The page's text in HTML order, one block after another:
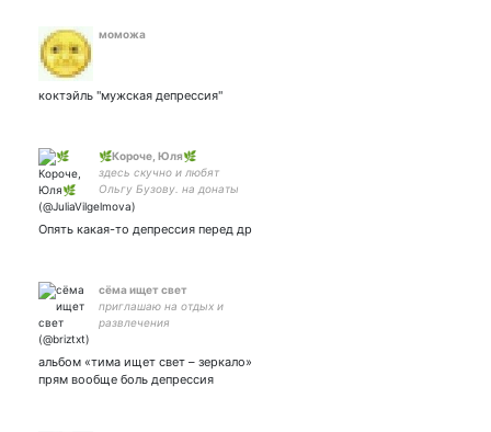
моможа
коктэйль "мужская депрессия"
🌿Короче, Юля🌿
здесь скучно и любят
Ольгу Бузову. на донаты
✨4255 1901 2834 3715✨
Опять какая-то депрессия перед др
сёма ищет свет
приглашаю на отдых и
развлечения
альбом «тима ищет свет – зеркало»
прям вообще боль депрессия